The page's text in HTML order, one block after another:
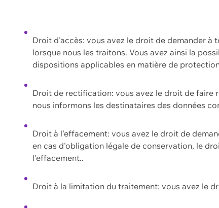
Droit d'accès: vous avez le droit de demander à
lorsque nous les traitons. Vous avez ainsi la
dispositions applicables en matière de
Droit de rectification: vous avez le droit de faire
nous informons les destinataires des données
Droit à l'effacement: vous avez le droit de
en cas d'obligation légale de conservation, le
l'effacement..
Droit à la limitation du traitement: vous avez le